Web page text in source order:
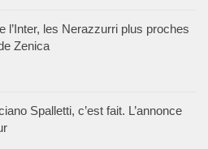
l’Inter, les Nerazzurri plus proches
Zenica
Spalletti, c’est fait. L’annonce